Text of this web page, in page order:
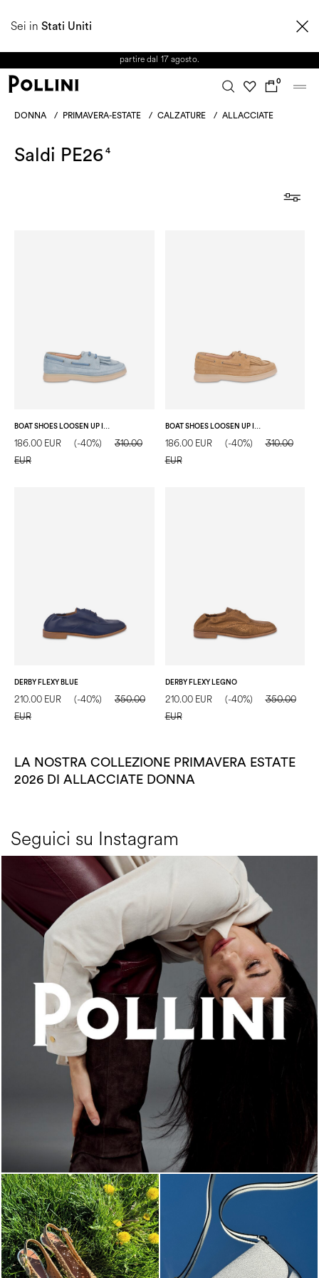
Sei in Stati Uniti
AUTUNNO/INVERNO 2026. Dall'8 al 16 agosto il Servizio Clienti non sarà
partire dal 17 agosto.
0
DONNA / PRIMAVERA-ESTATE / CALZATURE / ALLACCIATE
Saldi PE26 4
186.00 EUR (-40%)
310.00
EUR
186.00 EUR (-40%)
310.00
EUR
DERBY FLEXY BLUE
210.00 EUR (-40%)
350.00
EUR
DERBY FLEXY LEGNO
210.00 EUR (-40%)
350.00
EUR
LA NOSTRA COLLEZIONE PRIMAVERA ESTATE
2026 DI ALLACCIATE DONNA
Seguici su Instagram
An ode to the house’s vibrant Italian roots, the new...